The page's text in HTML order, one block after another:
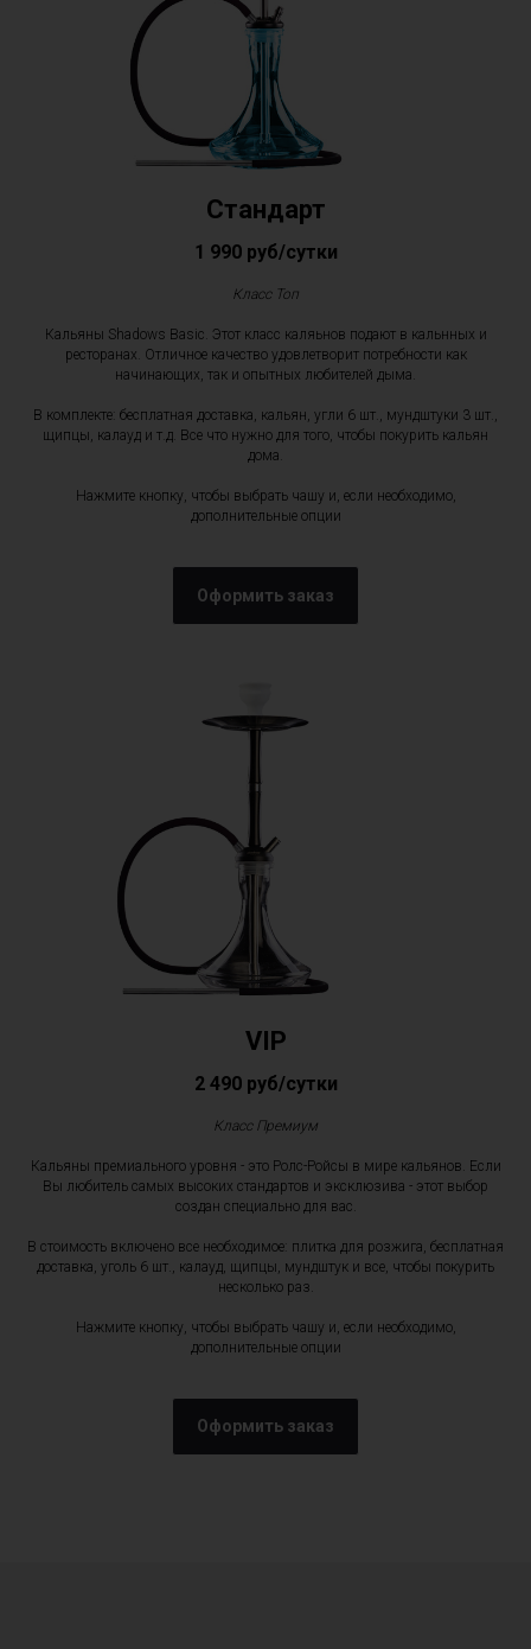
Стандарт
1 990 руб/сутки
Класс Toп
Кальяны Shadows Basic. Этот класс каляьнов подают в кальнных и
ресторанах. Отличное качество удовлетворит потребности как
начинающих, так и опытных любителей дыма.
В комплекте: бесплатная доставка, кальян, угли 6 шт., мундштуки 3 шт.,
щипцы, калауд и т.д. Все что нужно для того, чтобы покурить кальян
дома.
Нажмите кнопку, чтобы выбрать чашу и, если необходимо,
дополнительные опции
Оформить заказ
VIP
2 490 руб/сутки
Класс Премиум
Кальяны премиального уровня - это Ролс-Ройсы в мире кальянов. Если
Вы любитель самых высоких стандартов и эксклюзива - этот выбор
создан специально для вас.
В стоимость включено все необходимое: плитка для розжига, бесплатная
доставка, уголь 6 шт., калауд, щипцы, мундштук и все, чтобы покурить
несколько раз.
Нажмите кнопку, чтобы выбрать чашу и, если необходимо,
дополнительные опции
Оформить заказ